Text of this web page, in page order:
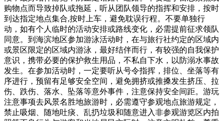
购物点而导致掉队或拖延，听从团队领导的指挥和安排，按时
到达指定地点集合,按时上车，避免耽误行程。不要单独行
动，如有个人临时的活动安排或路线变化，必需提前征求领队
同意。到海滨地区参加游泳活动时，在与旅行社约定的区域内
或景区限定的区域内游泳，最好结伴而行，有较强的自我保护
意识，携带必要的保护救生用品，不私自下水，以防溺水事故
发生。在参加活动时，一定要听从号令指挥，排位、坐落等有
序进行，预留有足够安全空间，避免拥挤或推搡发生挤压、拉
伤、跌伤、落水、坠落等意外事件，注意保持安全间距。游玩
注意事项去风景名胜地旅游时，必需遵守参观地点旅游规定，
禁止吸烟、随地吐痰、乱扔垃圾和随意进入非参观游览区内拍